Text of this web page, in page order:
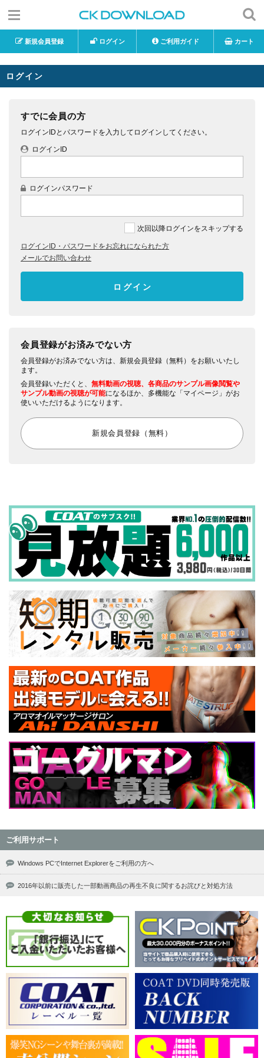
新規会員登録 ログイン ご利用ガイド カート
ログイン
すでに会員の方
ログインIDとパスワードを入力してログインしてください。
ログインID
ログインパスワード
次回以降ログインをスキップする
ログインID・パスワードをお忘れになられた方
メールでお問い合わせ
会員登録がお済みでない方
会員登録がお済みでない方は、新規会員登録（無料）をお願いいたし
ます。
会員登録いただくと、 無料動画の視聴、各商品のサンプル画像閲覧や
サンプル動画の視聴が可能になるほか、多機能な「マイページ」がお
使いいただけるようになります。
ご利用サポート
Windows PCでInternet Explorerをご利用の方へ
2016年以前に販売した一部動画商品の再生不良に関するお詫びと対処方法